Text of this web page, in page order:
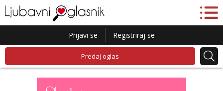
Prijavi se Registriraj se
Predaj oglas